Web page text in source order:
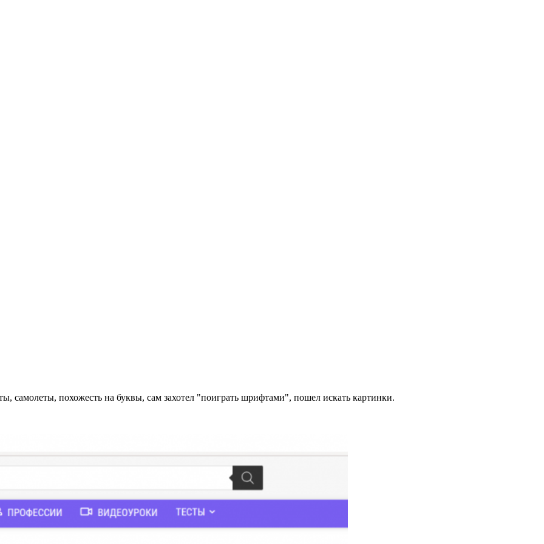
самолеты, похожесть на буквы, сам захотел "поиграть шрифтами", пошел искать картинки.